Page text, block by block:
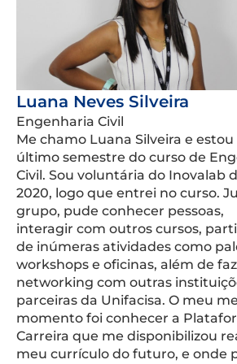
Luana Neves Silveira
Engenharia Civil
Me chamo Luana Silveira e estou
último semestre do curso de
Civil. Sou voluntária do Inovalab
2020, logo que entrei no curso.
grupo, pude conhecer pessoas,
interagir com outros cursos,
de inúmeras atividades como
workshops e oficinas, além de
networking com outras
parceiras da Unifacisa. O meu
momento foi conhecer a
Carreira que me disponibilizou
meu currículo do futuro, e onde